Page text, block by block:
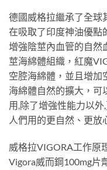
德國威格拉繼承了全球
在吸取了印度神油優點
增強陰莖內血管的自然
莖海綿體組織，紅魔
空腔海綿體，並且增加
海綿體自然的擴大，可
用,除了增強性能力以
人們用的更自然、更放
威格拉VIGORA工作原
Vigora威而鋼100mg片